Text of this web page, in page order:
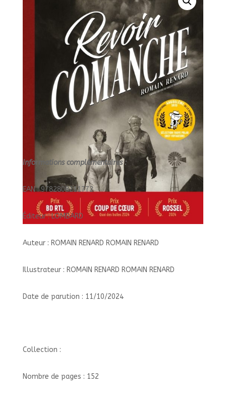
Informations complémentaires :
EAN : 9782808211772
Éditeur : LOMBARD
Auteur : ROMAIN RENARD ROMAIN RENARD
Illustrateur : ROMAIN RENARD ROMAIN RENARD
Date de parution : 11/10/2024
Collection :
Nombre de pages : 152